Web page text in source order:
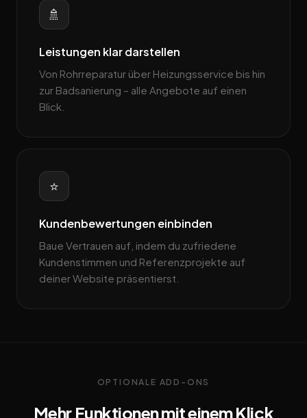
🚿
Leistungen klar darstellen
Von Rohrreparatur über Heizungsservice bis hin
zur Badsanierung – alle Angebote auf einen
Blick.
⭐
Kundenbewertungen einbinden
Baue Vertrauen auf, indem du zufriedene
Kundenstimmen und Referenzprojekte auf
deiner Website präsentierst.
OPTIONALE ADD-ONS
Mehr Funktionen mit einem Klick